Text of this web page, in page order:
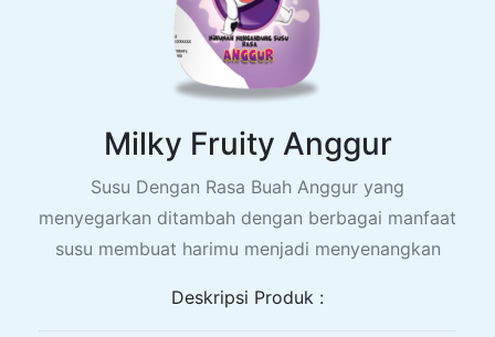
Milky Fruity Anggur
Susu Dengan Rasa Buah Anggur yang
menyegarkan ditambah dengan berbagai manfaat
susu membuat harimu menjadi menyenangkan
Deskripsi Produk :